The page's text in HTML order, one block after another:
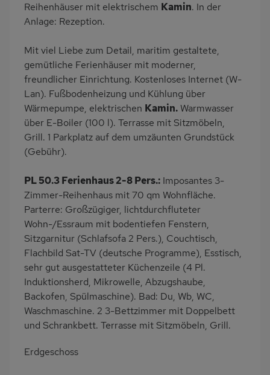
Kinderhochstuhl
Nichtraucher
Wb/WC
Internet
Seniorenfreundlich
Terrassenmöbel
Esszimmer
Induktionsherd
Kaffeemaschine
Erdgeschoss
Strandnah
am Waldrand
Bettwäsche inklusive
Handtücher inklusive
Reihenhäuser mit elektrischem Kamin. In der
Anlage: Rezeption.
Mit viel Liebe zum Detail, maritim gestaltete,
gemütliche Ferienhäuser mit moderner,
freundlicher Einrichtung. Kostenloses Internet (W-
Lan). Fußbodenheizung und Kühlung über
Wärmepumpe, elektrischen Kamin. Warmwasser
über E-Boiler (100 l). Terrasse mit Sitzmöbeln,
Grill. 1 Parkplatz auf dem umzäunten Grundstück
(Gebühr).
PL 50.3 Ferienhaus 2-8 Pers.: Imposantes 3-
Zimmer-Reihenhaus mit 70 qm Wohnfläche.
Parterre: Großzügiger, lichtdurchfluteter
Wohn-/Essraum mit bodentiefen Fenstern,
Sitzgarnitur (Schlafsofa 2 Pers.), Couchtisch,
Flachbild Sat-TV (deutsche Programme), Esstisch,
sehr gut ausgestatteter Küchenzeile (4 Pl.
Induktionsherd, Mikrowelle, Abzugshaube,
Backofen, Spülmaschine). Bad: Du, Wb, WC,
Waschmaschine. 2 3-Bettzimmer mit Doppelbett
und Schrankbett. Terrasse mit Sitzmöbeln, Grill.
Erdgeschoss